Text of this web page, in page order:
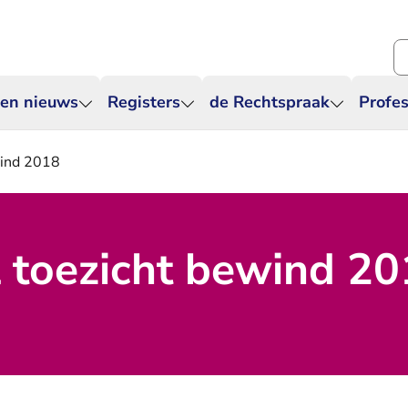
nieuws Registers de Rechtspraak
2018
bewind